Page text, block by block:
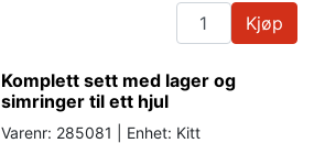
Kjøp
Komplett sett med lager og
simringer til ett hjul
Varenr: 285081 | Enhet: Kitt